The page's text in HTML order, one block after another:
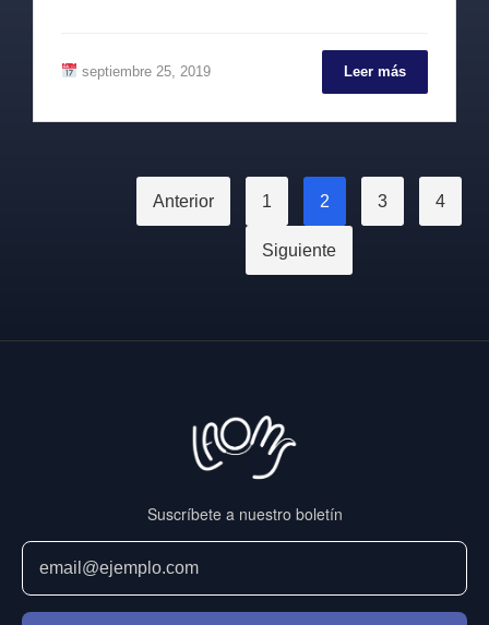
septiembre 25, 2019 Leer más
Paginación
Anterior 1 2 3 4
Siguiente
Suscríbete a nuestro boletín